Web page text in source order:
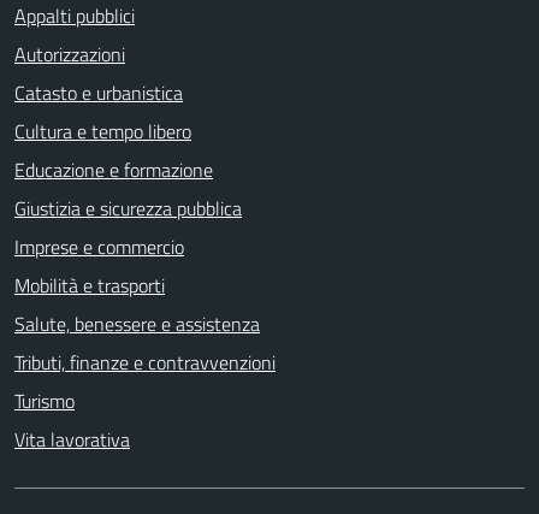
Appalti pubblici
Autorizzazioni
Catasto e urbanistica
Cultura e tempo libero
Educazione e formazione
Giustizia e sicurezza pubblica
Imprese e commercio
Mobilità e trasporti
Salute, benessere e assistenza
Tributi, finanze e contravvenzioni
Turismo
Vita lavorativa